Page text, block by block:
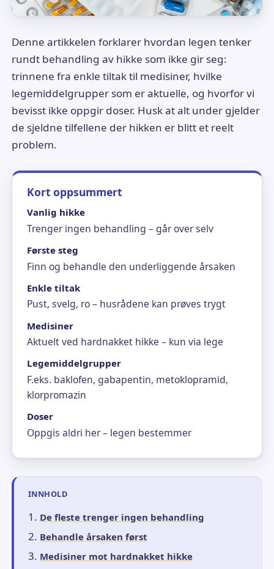
Denne artikkelen forklarer hvordan legen tenker
rundt behandling av hikke som ikke gir seg:
trinnene fra enkle tiltak til medisiner, hvilke
legemiddelgrupper som er aktuelle, og hvorfor vi
bevisst ikke oppgir doser. Husk at alt under gjelder
de sjeldne tilfellene der hikken er blitt et reelt
problem.
Kort oppsummert
Vanlig hikke
Trenger ingen behandling – går over selv
Første steg
Finn og behandle den underliggende årsaken
Enkle tiltak
Pust, svelg, ro – husrådene kan prøves trygt
Medisiner
Aktuelt ved hardnakket hikke – kun via lege
Legemiddelgrupper
F.eks. baklofen, gabapentin, metoklopramid,
klorpromazin
Doser
Oppgis aldri her – legen bestemmer
INNHOLD
De fleste trenger ingen behandling
Behandle årsaken først
Medisiner mot hardnakket hikke